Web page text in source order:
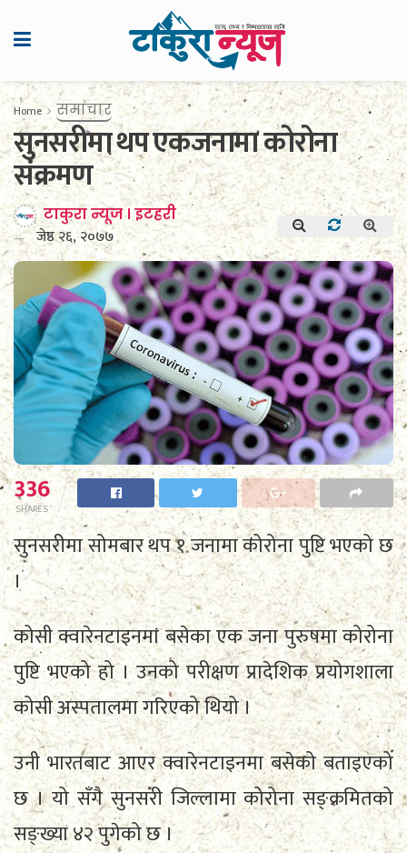
Home समाचार
सुनसरीमा थप एकजनामा कोरोना
संक्रमण
टाकुरा न्यूज । इटहरी
जेष्ठ २६, २०७७
336
SHARES
सुनसरीमा सोमबार थप १ जनामा कोरोना पुष्टि भएको छ
।
कोसी क्वारेनटाइनमा बसेका एक जना पुरुषमा कोरोना
पुष्टि भएको हो । उनको परीक्षण प्रादेशिक प्रयोगशाला
कोसी अस्पतालमा गरिएको थियो ।
उनी भारतबाट आएर क्वारेनटाइनमा बसेको बताइएको
छ । यो सँगै सुनसरी जिल्लामा कोरोना सङ्क्रमितको
सङ्ख्या ४२ पुगेको छ ।